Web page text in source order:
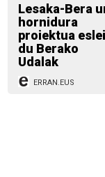
Lesaka-Bera
hornidura
proiektua
du Berako
Udalak
ERRAN.EUS